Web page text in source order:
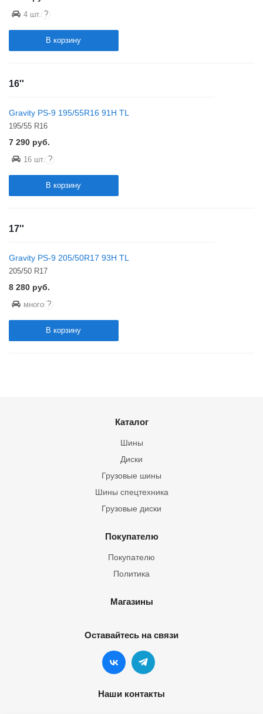
4 шт. ?
В корзину
16''
Gravity PS-9 195/55R16 91H TL
195/55 R16
7 290 руб.
16 шт. ?
В корзину
17''
Gravity PS-9 205/50R17 93H TL
205/50 R17
8 280 руб.
много ?
В корзину
Каталог
Шины
Грузовые шины
Шины спецтехника
Диски
Грузовые диски
Покупателю
Покупателю
Политика
Магазины
Оставайтесь на связи
Наши контакты